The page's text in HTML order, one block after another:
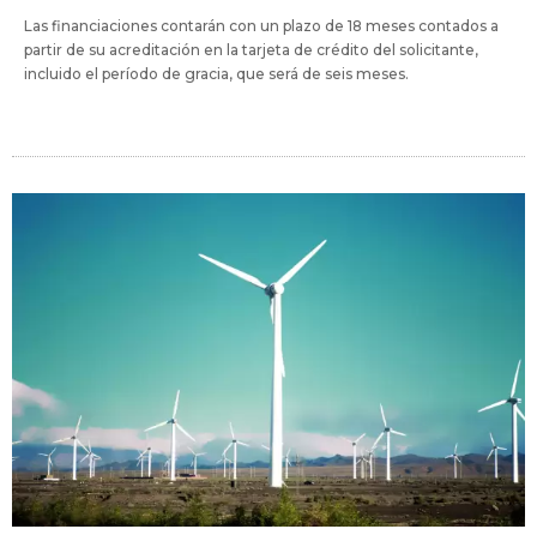
Las financiaciones contarán con un plazo de 18 meses contados a
partir de su acreditación en la tarjeta de crédito del solicitante,
incluido el período de gracia, que será de seis meses.